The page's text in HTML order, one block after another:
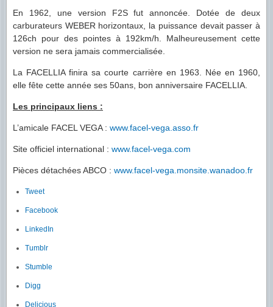
En 1962, une version F2S fut annoncée. Dotée de deux
carburateurs WEBER horizontaux, la puissance devait passer à
126ch pour des pointes à 192km/h. Malheureusement cette
version ne sera jamais commercialisée.
La FACELLIA finira sa courte carrière en 1963. Née en 1960,
elle fête cette année ses 50ans, bon anniversaire FACELLIA.
Les principaux liens :
L’amicale FACEL VEGA : www.facel-vega.asso.fr
Site officiel international : www.facel-vega.com
Pièces détachées ABCO : www.facel-vega.monsite.wanadoo.fr
Tweet
Facebook
LinkedIn
Tumblr
Stumble
Digg
Delicious